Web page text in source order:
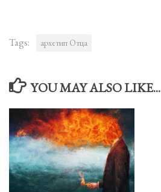
Tags: архетип Отца
YOU MAY ALSO LIKE...